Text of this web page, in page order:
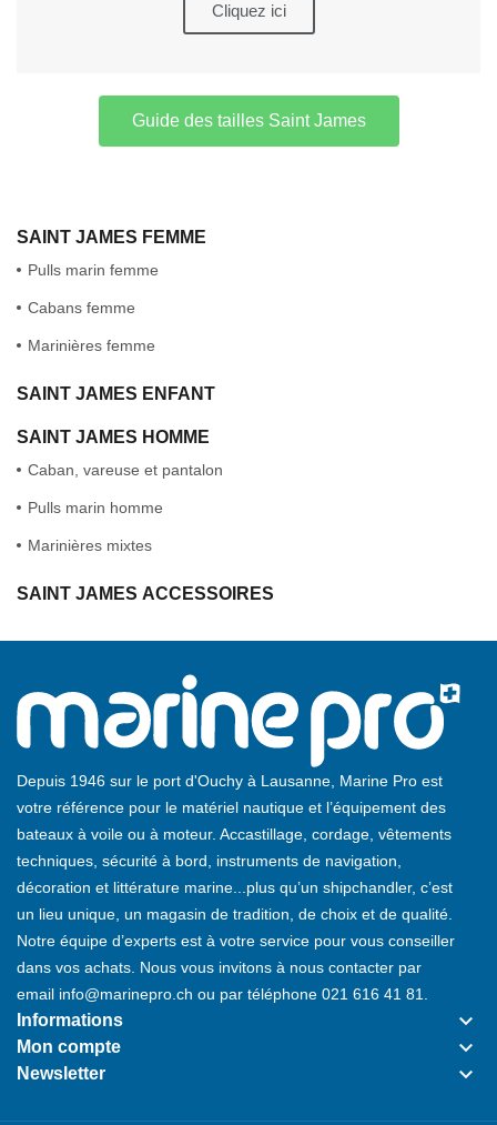
Cliquez ici
Guide des tailles Saint James
SAINT JAMES FEMME
Pulls marin femme
Cabans femme
Marinières femme
SAINT JAMES ENFANT
SAINT JAMES HOMME
Caban, vareuse et pantalon
Pulls marin homme
Marinières mixtes
SAINT JAMES ACCESSOIRES
Depuis 1946 sur le port d'Ouchy à Lausanne, Marine Pro est
votre référence pour le matériel nautique et l’équipement des
bateaux à voile ou à moteur. Accastillage, cordage, vêtements
techniques, sécurité à bord, instruments de navigation,
décoration et littérature marine...plus qu’un shipchandler, c’est
un lieu unique, un magasin de tradition, de choix et de qualité.
Notre équipe d’experts est à votre service pour vous conseiller
dans vos achats. Nous vous invitons à nous contacter par
email info@marinepro.ch ou par téléphone 021 616 41 81.
Informations keyboard_arrow_down
Mon compte keyboard_arrow_down
Newsletter keyboard_arrow_down